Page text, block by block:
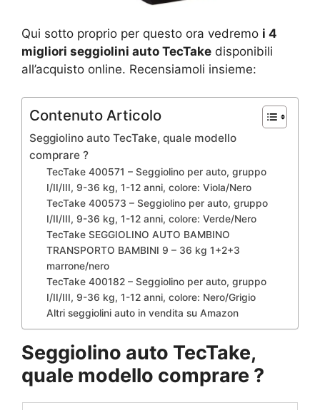
Qui sotto proprio per questo ora vedremo i 4
migliori seggiolini auto TecTake disponibili
all’acquisto online. Recensiamoli insieme:
Contenuto Articolo
Seggiolino auto TecTake, quale modello
comprare ?
TecTake 400571 – Seggiolino per auto, gruppo
I/II/III, 9-36 kg, 1-12 anni, colore: Viola/Nero
TecTake 400573 – Seggiolino per auto, gruppo
I/II/III, 9-36 kg, 1-12 anni, colore: Verde/Nero
TecTake SEGGIOLINO AUTO BAMBINO
TRANSPORTO BAMBINI 9 – 36 kg 1+2+3
marrone/nero
TecTake 400182 – Seggiolino per auto, gruppo
I/II/III, 9-36 kg, 1-12 anni, colore: Nero/Grigio
Altri seggiolini auto in vendita su Amazon
Seggiolino auto TecTake,
quale modello comprare ?